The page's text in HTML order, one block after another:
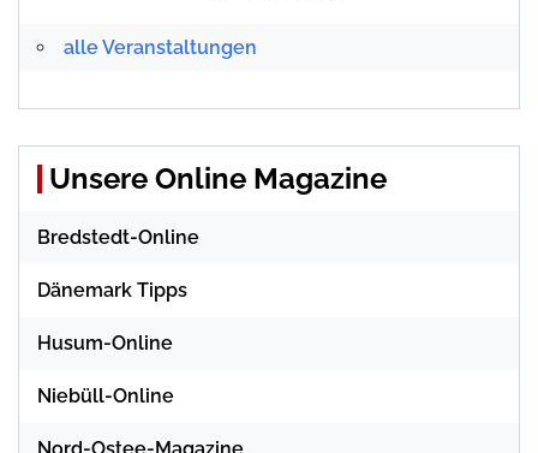
alle Veranstaltungen
Unsere Online Magazine
Bredstedt-Online
Dänemark Tipps
Husum-Online
Niebüll-Online